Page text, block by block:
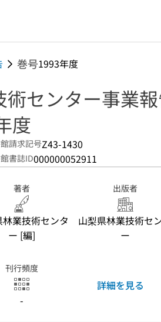
巻号1993年度
術センター事業
度
請求記号Z43-1430
書誌ID000000052911
著者
林業技術センタ
ー [編]
出版者
山梨県林業技術セ
ー
刊行頻度
-
詳細を見る